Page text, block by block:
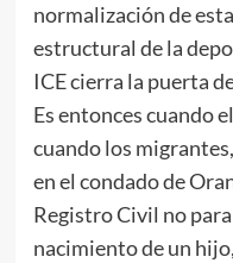
normalización de
estructural de la
ICE cierra la puerta
Es entonces cuando
cuando los
en el condado de
Registro Civil no
nacimiento de un